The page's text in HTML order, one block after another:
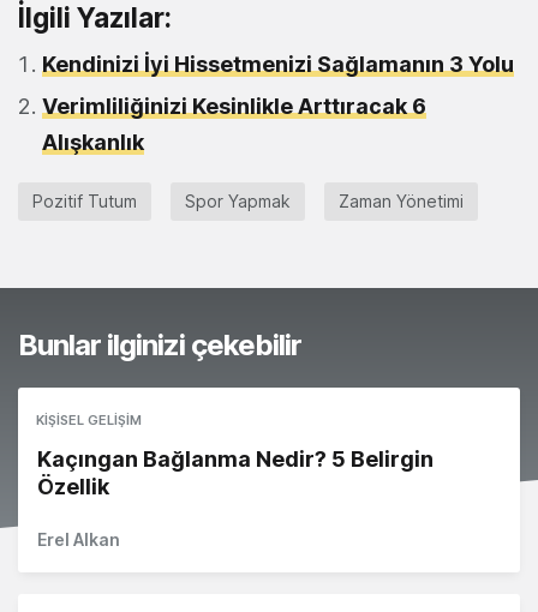
İlgili Yazılar:
Kendinizi İyi Hissetmenizi Sağlamanın 3 Yolu
Verimliliğinizi Kesinlikle Arttıracak 6
Alışkanlık
Pozitif Tutum Spor Yapmak Zaman Yönetimi
Bunlar ilginizi çekebilir
KIŞISEL GELIŞIM
Kaçıngan Bağlanma Nedir? 5 Belirgin
Özellik
Erel Alkan